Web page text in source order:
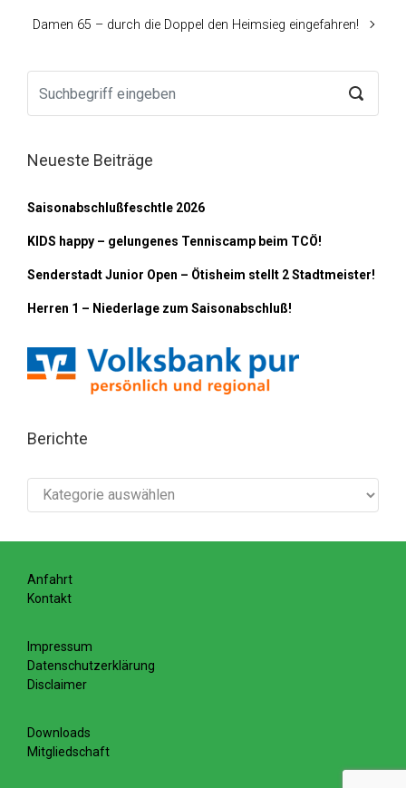
Damen 65 – durch die Doppel den Heimsieg eingefahren!
Neueste Beiträge
Saisonabschlußfeschtle 2026
KIDS happy – gelungenes Tenniscamp beim TCÖ!
Senderstadt Junior Open – Ötisheim stellt 2 Stadtmeister!
Herren 1 – Niederlage zum Saisonabschluß!
Berichte
Berichte
Anfahrt
Kontakt
Impressum
Datenschutzerklärung
Disclaimer
Downloads
Mitgliedschaft